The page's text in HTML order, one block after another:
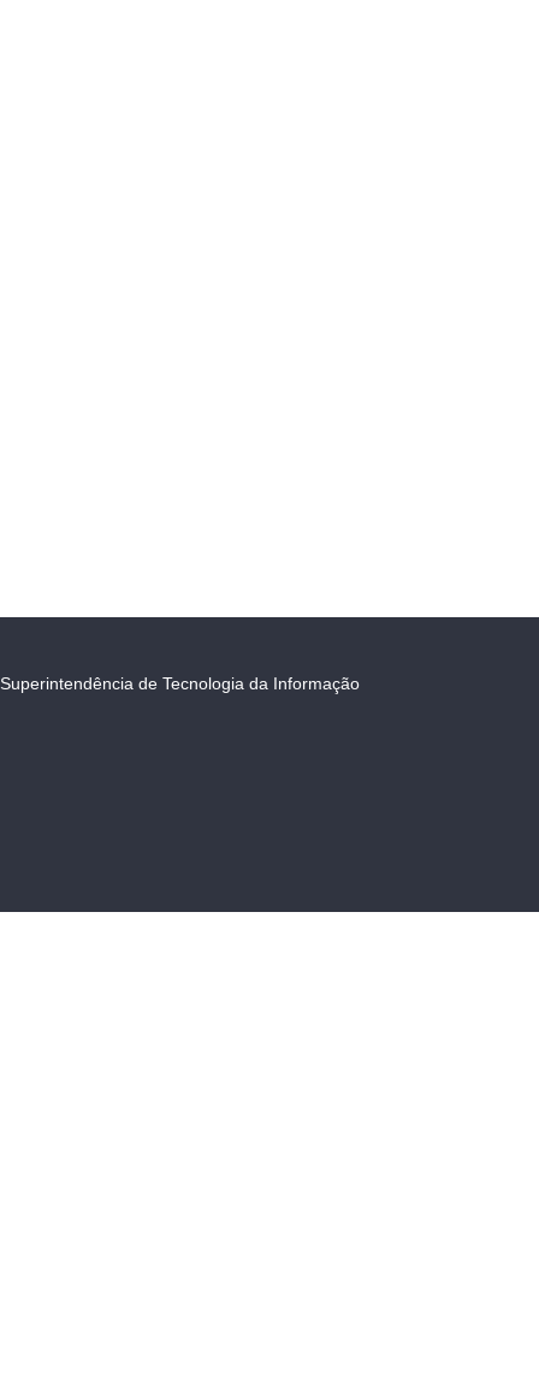
Superintendência de Tecnologia da Informação